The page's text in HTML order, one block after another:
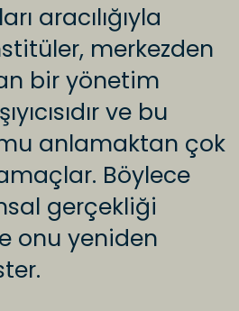
aracılığıyla
merkezden
bir yönetim
ve bu
anlamaktan çok
Böylece
gerçekliği
onu yeniden